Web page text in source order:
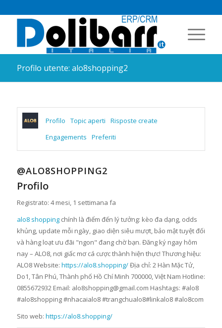
Profilo utente: alo8shopping2
Profilo Topic aperti
Risposte create
Engagements
Preferiti
@ALO8SHOPPING2
Profilo
Registrato: 4 mesi, 1 settimana fa
alo8 shoppingchính là điểm đến lý tưởng: kèo đa dạng, odds
khủng, update mỗi ngày, giao diện siêu mượt, bảo mật tuyệt đối
và hàng loạt ưu đãi "ngon" đang chờ bạn. Đăng ký ngay hôm
nay – ALO8, nơi giấc mơ cá cược thành hiện thực! Thương hiệu:
ALO8 Website: https://alo8.shopping/Địa chỉ: 2 Hàn Mặc Tử,
Do1, Tân Phú, Thành phố Hồ Chí Minh 700000, Việt Nam Hotline:
0855672932 Email: alo8shopping@gmail.com Hashtags: #alo8
#alo8shopping #nhacaialo8 #trangchualo8#linkalo8 #alo8com
Sito web: https://alo8.shopping/